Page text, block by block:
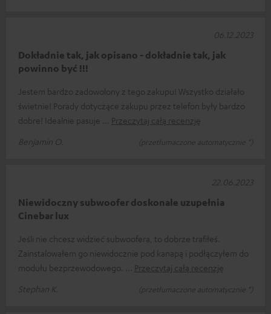
Dokładnie tak, jak opisano - dokładnie tak, jak
powinno być !!!
Jestem bardzo zadowolony z tego zakupu! Wszystko działało
świetnie! Porady dotyczące zakupu przez telefon były bardzo
dobre! Idealnie pasuje
Przeczytaj całą recenzję
Benjamin O.
(przetłumaczone automatycznie *)
06.12.2023
Niewidoczny subwoofer doskonale uzupełnia
Cinebar lux
Jeśli nie chcesz widzieć subwoofera, to dobrze trafiłeś.
Zainstalowałem go niewidocznie pod kanapą i podłączyłem do
modułu bezprzewodowego.
Przeczytaj całą recenzję
Stephan K.
(przetłumaczone automatycznie *)
22.06.2023